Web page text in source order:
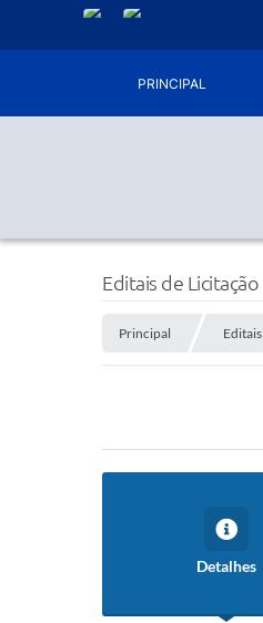
PRINCIPAL
Editais de Licitação
Principal Editais
Detalhes